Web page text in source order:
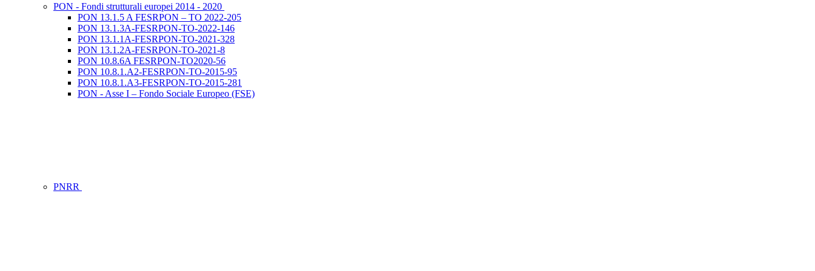
PON - Fondi strutturali europei 2014 - 2020
PON 13.1.5 A FESRPON – TO 2022-205
PON 13.1.3A-FESRPON-TO-2022-146
PON 13.1.1A-FESRPON-TO-2021-328
PON 13.1.2A-FESRPON-TO-2021-8
PON 10.8.6A FESRPON-TO2020-56
PON 10.8.1.A2-FESRPON-TO-2015-95
PON 10.8.1.A3-FESRPON-TO-2015-281
PON - Asse I – Fondo Sociale Europeo (FSE)
PNRR